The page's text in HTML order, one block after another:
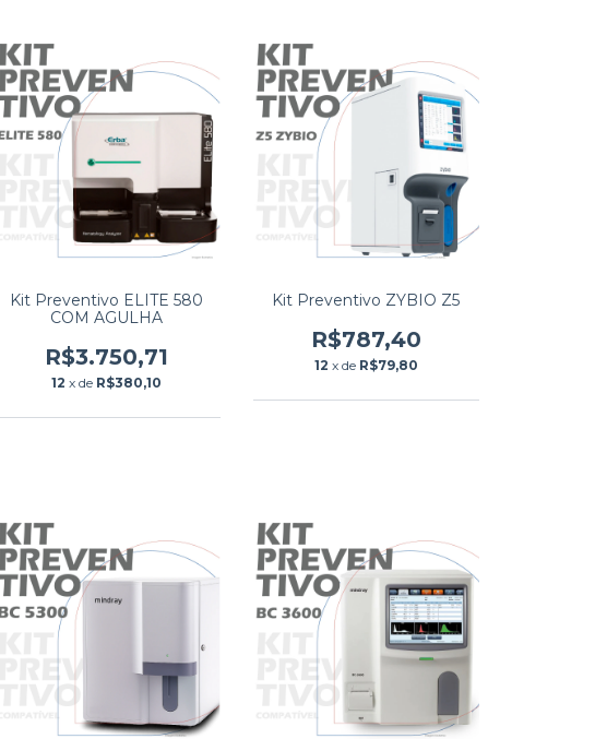
Kit Preventivo ELITE 580
COM AGULHA
R$3.750,71
12 x de R$380,10
Kit Preventivo ZYBIO Z5
R$787,40
12 x de R$79,80